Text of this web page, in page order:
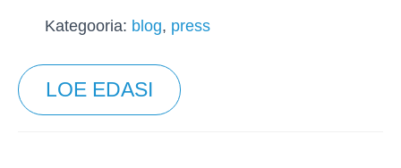
Kategooria: blog, press
LOE EDASI